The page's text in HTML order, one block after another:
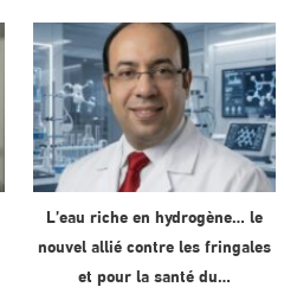
L’eau riche en hydrogène… le
nouvel allié contre les fringales
et pour la santé du…